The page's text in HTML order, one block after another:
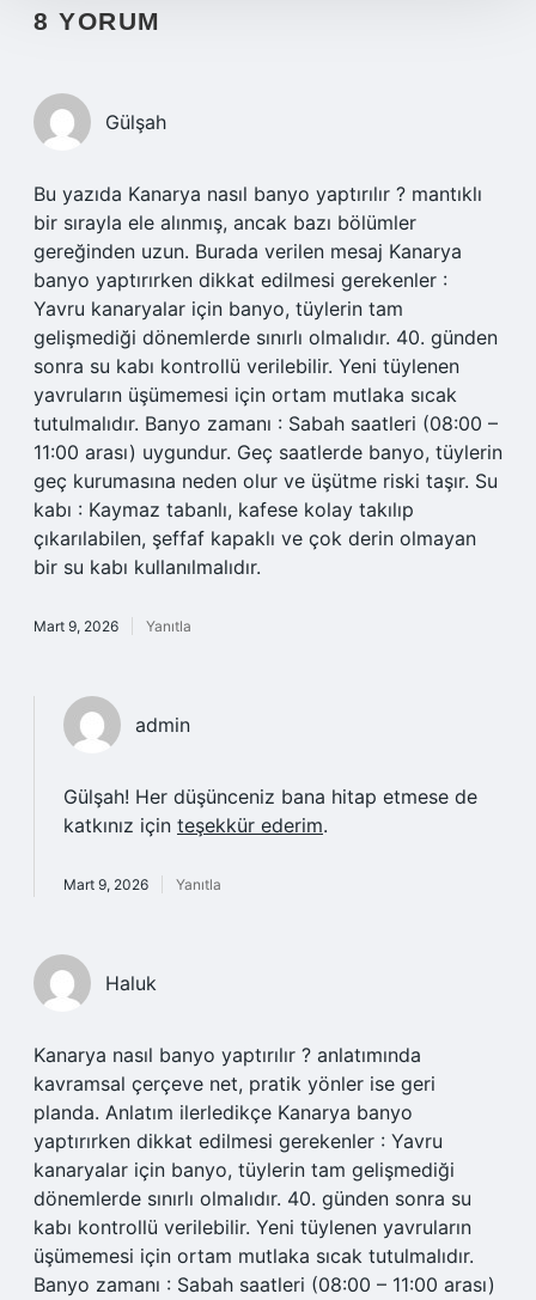
8 YORUM
Gülşah
Bu yazıda Kanarya nasıl banyo yaptırılır ? mantıklı
bir sırayla ele alınmış, ancak bazı bölümler
gereğinden uzun. Burada verilen mesaj Kanarya
banyo yaptırırken dikkat edilmesi gerekenler :
Yavru kanaryalar için banyo, tüylerin tam
gelişmediği dönemlerde sınırlı olmalıdır. 40. günden
sonra su kabı kontrollü verilebilir. Yeni tüylenen
yavruların üşümemesi için ortam mutlaka sıcak
tutulmalıdır. Banyo zamanı : Sabah saatleri (08:00 –
11:00 arası) uygundur. Geç saatlerde banyo, tüylerin
geç kurumasına neden olur ve üşütme riski taşır. Su
kabı : Kaymaz tabanlı, kafese kolay takılıp
çıkarılabilen, şeffaf kapaklı ve çok derin olmayan
bir su kabı kullanılmalıdır.
Mart 9, 2026 Yanıtla
admin
Gülşah! Her düşünceniz bana hitap etmese de
katkınız için teşekkür ederim.
Mart 9, 2026 Yanıtla
Haluk
Kanarya nasıl banyo yaptırılır ? anlatımında
kavramsal çerçeve net, pratik yönler ise geri
planda. Anlatım ilerledikçe Kanarya banyo
yaptırırken dikkat edilmesi gerekenler : Yavru
kanaryalar için banyo, tüylerin tam gelişmediği
dönemlerde sınırlı olmalıdır. 40. günden sonra su
kabı kontrollü verilebilir. Yeni tüylenen yavruların
üşümemesi için ortam mutlaka sıcak tutulmalıdır.
Banyo zamanı : Sabah saatleri (08:00 – 11:00 arası)